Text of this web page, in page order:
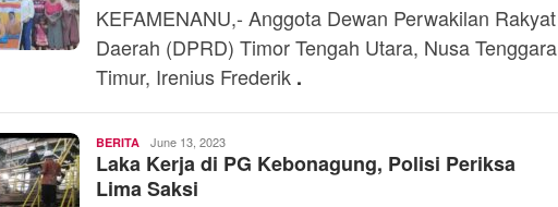
KEFAMENANU,- Anggota Dewan Perwakilan Rakyat
Daerah (DPRD) Timor Tengah Utara, Nusa Tenggara
Timur, Irenius Frederik .
BERITA Toski
Dermaleksana
June 13, 2023
Laka Kerja di PG Kebonagung, Polisi Periksa
Lima Saksi